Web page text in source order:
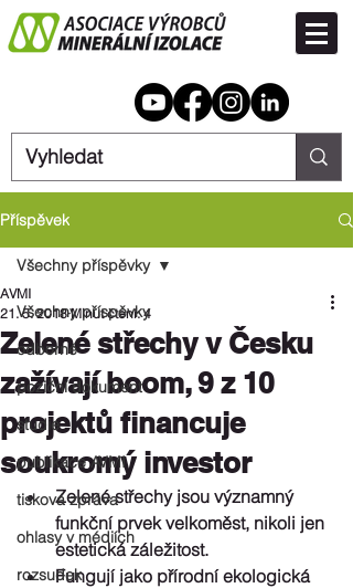
Příspěvek
Všechny příspěvky
odborné
poziční dokument
studie
publikace AVMI
tisková zpráva
ohlasy v médiích
rozsudek
Všechny příspěvky
Zelené střechy v Česku
zažívají boom, 9 z 10
projektů financuje
soukromý investor
AVMI
21. 5. 2018 Minut čtení: 4
Zelené střechy jsou významný
funkční prvek velkoměst, nikoli jen
estetická záležitost.
Fungují jako přírodní ekologická